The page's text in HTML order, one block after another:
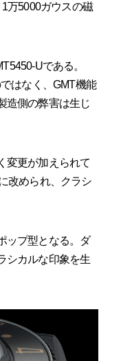
万5000ガウスの磁
Uである。
はなく、GMT機能
造側の弊害は生じ
変更が加えられて
改められ、クラシ
ップ型となる。ダ
シカルな印象を生